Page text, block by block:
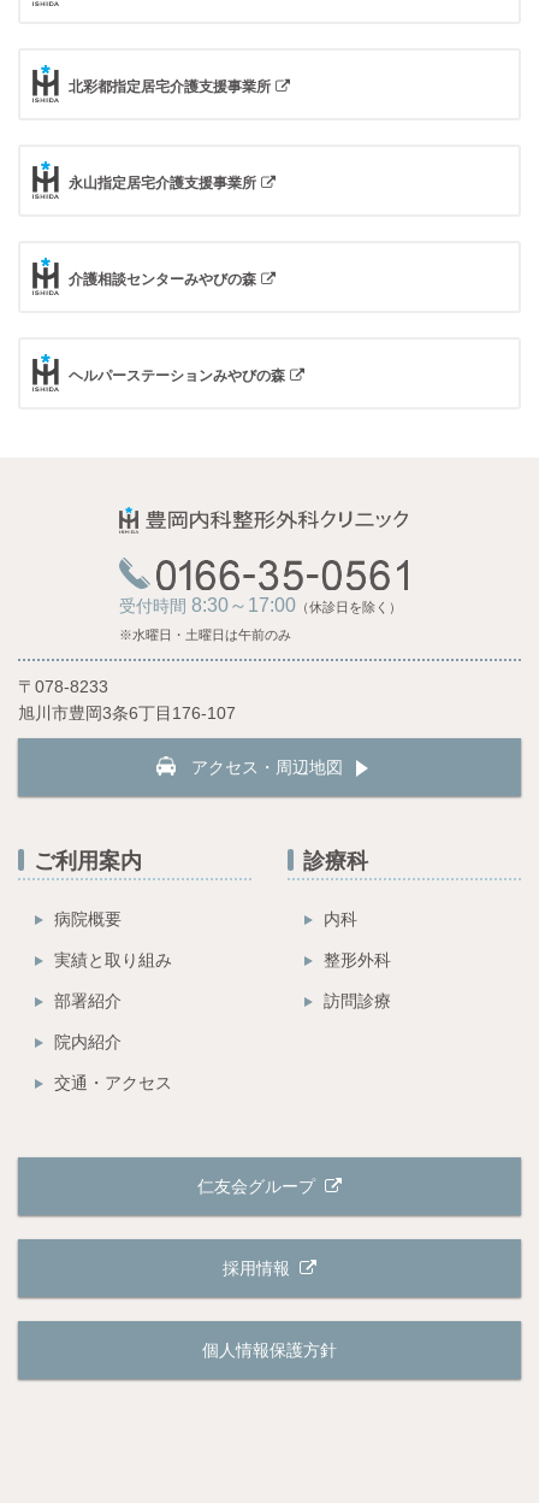
北彩都指定居宅介護支援事業所
永山指定居宅介護支援事業所
介護相談センターみやびの森
ヘルパーステーションみやびの森
受付時間 8:30～17:00 （休診日を除く）
※水曜日・土曜日は午前のみ
〒078-8233
旭川市豊岡3条6丁目176-107
アクセス・周辺地図
ご利用案内
病院概要
実績と取り組み
部署紹介
院内紹介
交通・アクセス
診療科
内科
整形外科
訪問診療
仁友会グループ
採用情報
個人情報保護方針